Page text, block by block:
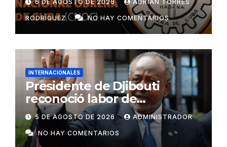
6 DE AGOSTO DE 2026 ADRIAN TORRES
RODRÍGUEZ NO HAY COMENTARIOS
INTERNACIONALES
Presidente de Djibouti
reconoció labor de
colaboradores de Cuba
5 DE AGOSTO DE 2026 ADMINISTRADOR
NO HAY COMENTARIOS